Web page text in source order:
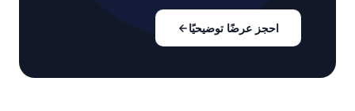
احجز عرضًا توضيحيًا